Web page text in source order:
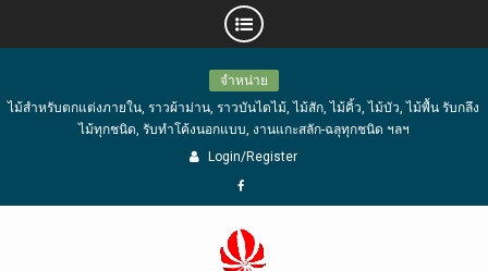
content
จำหน่าย
ไม้สำหรับตกแต่งภายใน, ราวผ้าม่าน, ราวบันไดไม้, ไม้สัก, ไม้คิ้ว, ไม้บัว, ไม้พื้น รับกลึง
ไม้ทุกชนิด, รับทำโค้งนอกแบบ, งานแกะสลัก-ฉลุทุกชนิด ฯลฯ
Login/Register
Facebook